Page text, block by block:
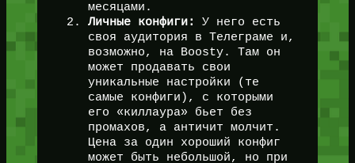
месяцами.
Личные конфиги:
У него есть
своя аудитория в Телеграме и,
возможно, на Boosty. Там он
может продавать свои
уникальные настройки (те
самые конфиги), с которыми
его «киллаура» бьет без
промахов, а античит молчит.
Цена за один хороший конфиг
может быть небольшой, но при